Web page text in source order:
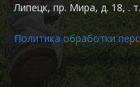
Липецк, пр. Мира, д. 18, .
Политика обработки